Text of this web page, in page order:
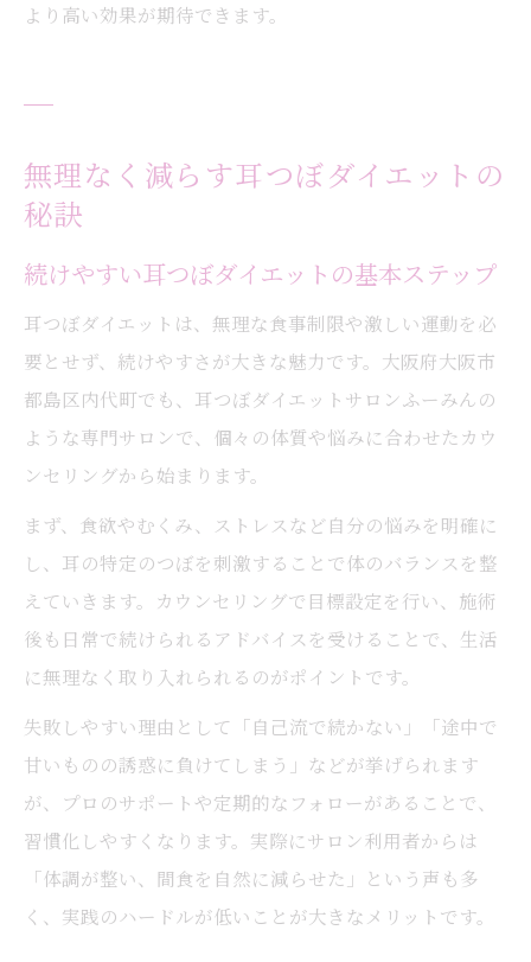
より高い効果が期待できます。
無理なく減らす耳つぼダイエットの
秘訣
続けやすい耳つぼダイエットの基本ステップ
耳つぼダイエットは、無理な食事制限や激しい運動を必
要とせず、続けやすさが大きな魅力です。大阪府大阪市
都島区内代町でも、耳つぼダイエットサロンふーみんの
ような専門サロンで、個々の体質や悩みに合わせたカウ
ンセリングから始まります。
まず、食欲やむくみ、ストレスなど自分の悩みを明確に
し、耳の特定のつぼを刺激することで体のバランスを整
えていきます。カウンセリングで目標設定を行い、施術
後も日常で続けられるアドバイスを受けることで、生活
に無理なく取り入れられるのがポイントです。
失敗しやすい理由として「自己流で続かない」「途中で
甘いものの誘惑に負けてしまう」などが挙げられます
が、プロのサポートや定期的なフォローがあることで、
習慣化しやすくなります。実際にサロン利用者からは
「体調が整い、間食を自然に減らせた」という声も多
く、実践のハードルが低いことが大きなメリットです。